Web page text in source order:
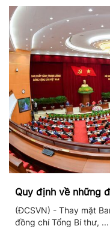
Quy định về những
(ĐCSVN) - Thay mặt
đồng chí Tổng Bí thư, ...